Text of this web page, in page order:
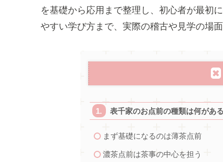
を基礎から応用まで整理し、初心者が最初
やすい学び方まで、実際の稽古や見学の場
表千家のお点前の種類は何があ
まず基礎になるのは薄茶点前
濃茶点前は茶事の中心を担う